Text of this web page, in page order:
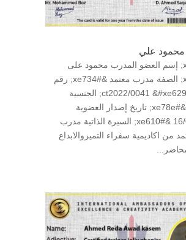
محمود علي
&#xe60d; إسم العضو المدرب محمود على
&#xe628; الصفة مدرب معتمد &#xe734; رقم
العضوية ct2022/0041 &#xe629; الجنسية
بريطاني &#xe78e; تاريخ إصدار العضوية
16/01/2022 &#xe610; السيرة الذاتية مدرب
من اكاديمية سفراء التميزوالابداع